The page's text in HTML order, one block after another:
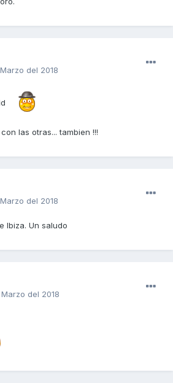
del 2018
las otras... tambien !!!
del 2018
Ibiza. Un saludo
Marzo del 2018